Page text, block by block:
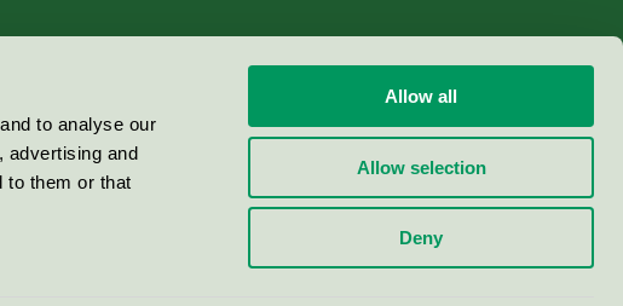
to analyse our
advertising and
to them or that
Allow all
Allow selection
Deny